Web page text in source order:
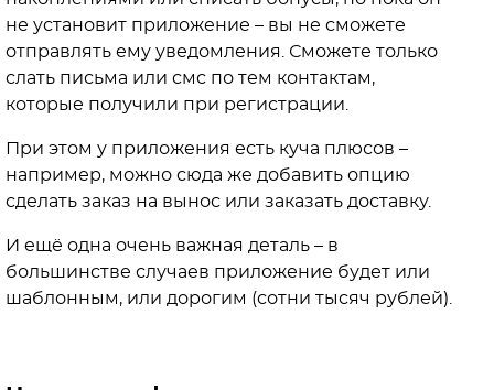
не установит приложение – вы не сможете
отправлять ему уведомления. Сможете только
слать письма или смс по тем контактам,
которые получили при регистрации.
При этом у приложения есть куча плюсов –
например, можно сюда же добавить опцию
сделать заказ на вынос или заказать доставку.
И ещё одна очень важная деталь – в
большинстве случаев приложение будет или
шаблонным, или дорогим (сотни тысяч рублей).